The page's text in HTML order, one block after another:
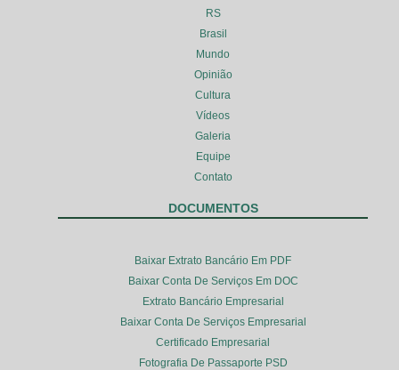
RS
Brasil
Mundo
Opinião
Cultura
Vídeos
Galeria
Equipe
Contato
DOCUMENTOS
Baixar Extrato Bancário Em PDF
Baixar Conta De Serviços Em DOC
Extrato Bancário Empresarial
Baixar Conta De Serviços Empresarial
Certificado Empresarial
Fotografia De Passaporte PSD